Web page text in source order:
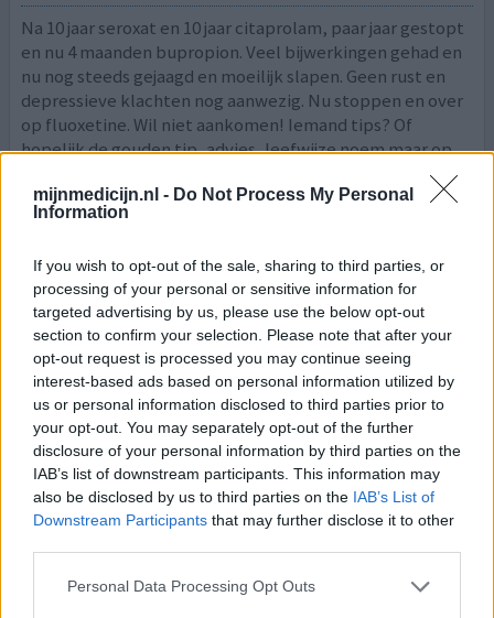
mijnmedicijn.nl - Do Not Process My Personal
Information
If you wish to opt-out of the sale, sharing to third parties, or
processing of your personal or sensitive information for
targeted advertising by us, please use the below opt-out
section to confirm your selection. Please note that after your
opt-out request is processed you may continue seeing
interest-based ads based on personal information utilized by
us or personal information disclosed to third parties prior to
your opt-out. You may separately opt-out of the further
disclosure of your personal information by third parties on the
IAB’s list of downstream participants. This information may
also be disclosed by us to third parties on the IAB’s List of
Downstream Participants that may further disclose it to other
Personal Data Processing Opt Outs
Na 10 jaar seroxat en 10 jaar citaprolam, paar jaar gestopt
en nu 4 maanden bupropion. Veel bijwerkingen gehad en
nu nog steeds gejaagd en moeilijk slapen. Geen rust en
depressieve klachten nog aanwezig. Nu stoppen en over
op fluoxetine. Wil niet aankomen! Iemand tips? Of
hopelijk de gouden tip, advies, leefwijze noem maar op.
[lees meer...]
geef mening
Fluoxetine
10-12-2020 | Vrouw | 27
fluoxetine (20mg)
Depressie
Effectiviteit
Hoeveelheid bijwerkingen
Ik heb dit medicijn 10 jaar lang geslikt 40 mg. In deze jaren
heb ik zoveel bereikt. Tuurlijk zijn er mindere dagen maar
daar was goed mee om te gaan. Ik dacht afgelopen sept
ik ga afbouwen en stoppen want alles gaat eigenlijk zo
goed. Nu sinds vorige week zo erge paniek en